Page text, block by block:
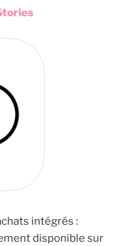
intégrés :
disponible sur